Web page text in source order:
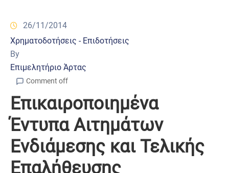
26/11/2014
Χρηματοδοτήσεις - Επιδοτήσεις
By
Επιμελητήριο Άρτας
Comment off
Επικαιροποιημένα
Έντυπα Αιτημάτων
Ενδιάμεσης και Τελικής
Επαλήθευσης